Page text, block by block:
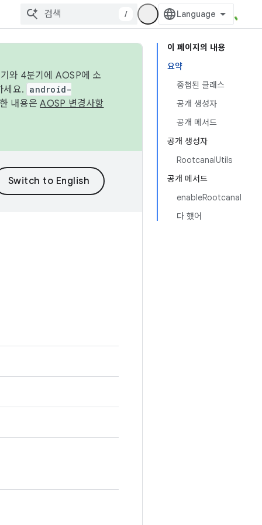
/
이 페이지의 내용
요약
중첩된 클래스
공개 생성자
공개 메서드
공개 생성자
RootcanalUtils
공개 메서드
enableRootcanal
다 했어
와 4분기에 AOSP에 소
세요. android-
내용은AOSP 변경사항